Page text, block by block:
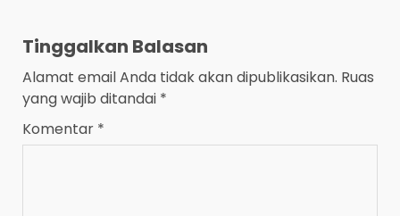
Tinggalkan Balasan
Alamat email Anda tidak akan dipublikasikan. Ruas
yang wajib ditandai *
Komentar *